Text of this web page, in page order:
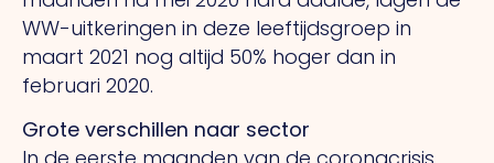
WW-uitkeringen in deze leeftijdsgroep in
maart 2021 nog altijd 50% hoger dan in
februari 2020.
Grote verschillen naar sector